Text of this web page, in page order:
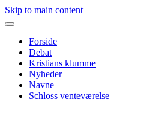
Skip to main content
Forside
Debat
Kristians klumme
Nyheder
Navne
Schloss venteværelse